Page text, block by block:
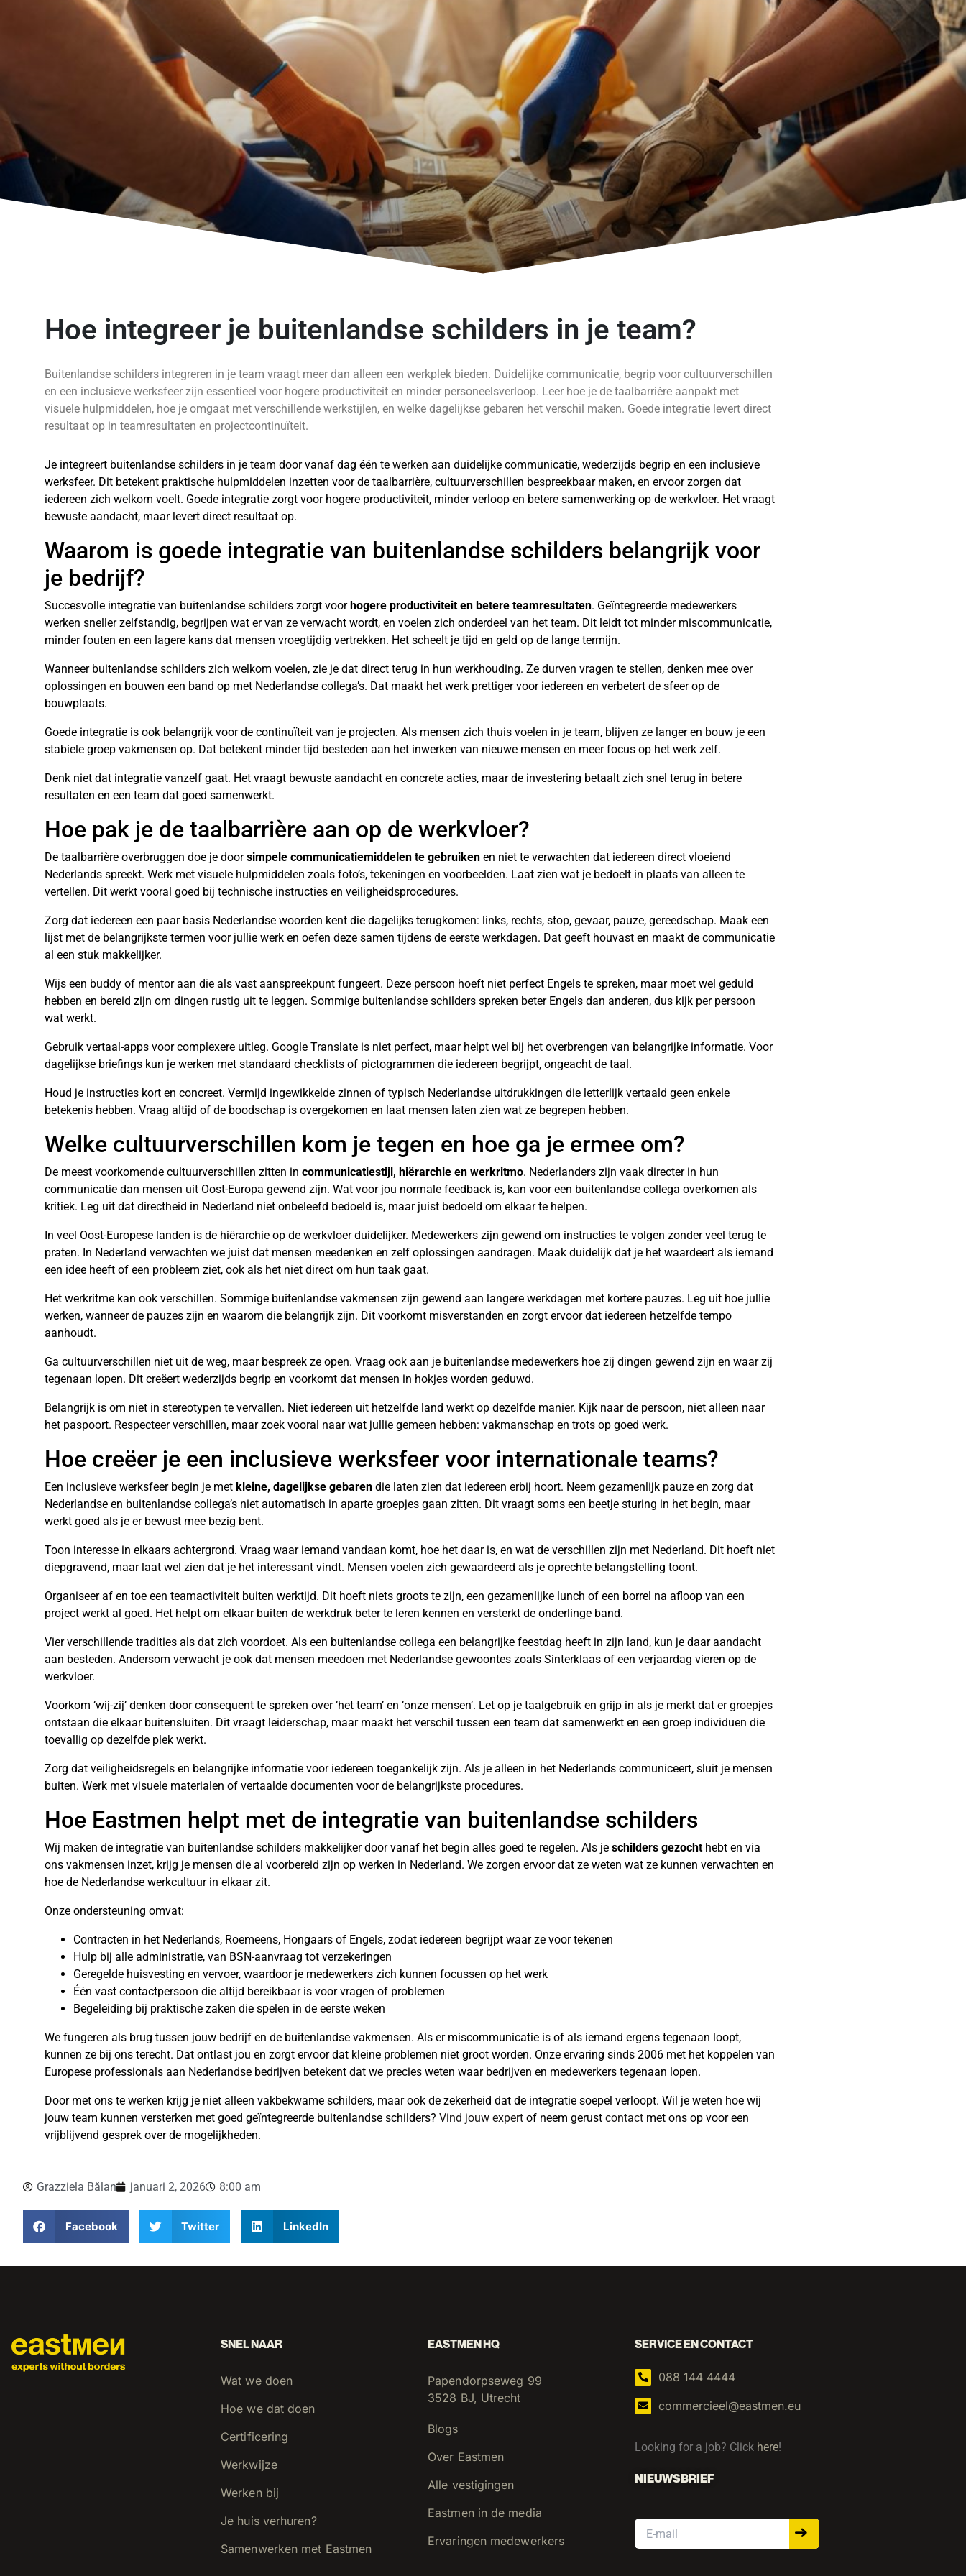
Hoe integreer je buitenlandse schilders in je team?
Buitenlandse schilders integreren in je team vraagt meer dan alleen een werkplek bieden. Duidelijke communicatie, begrip voor cultuurverschillen
en een inclusieve werksfeer zijn essentieel voor hogere productiviteit en minder personeelsverloop. Leer hoe je de taalbarrière aanpakt met
visuele hulpmiddelen, hoe je omgaat met verschillende werkstijlen, en welke dagelijkse gebaren het verschil maken. Goede integratie levert direct
resultaat op in teamresultaten en projectcontinuïteit.
Je integreert buitenlandse schilders in je team door vanaf dag één te werken aan duidelijke communicatie, wederzijds begrip en een inclusieve
werksfeer. Dit betekent praktische hulpmiddelen inzetten voor de taalbarrière, cultuurverschillen bespreekbaar maken, en ervoor zorgen dat
iedereen zich welkom voelt. Goede integratie zorgt voor hogere productiviteit, minder verloop en betere samenwerking op de werkvloer. Het vraagt
bewuste aandacht, maar levert direct resultaat op.
Waarom is goede integratie van buitenlandse schilders belangrijk voor
je bedrijf?
Succesvolle integratie van buitenlandse schilders zorgt voorhogere productiviteit en betere teamresultaten. Geïntegreerde medewerkers
werken sneller zelfstandig, begrijpen wat er van ze verwacht wordt, en voelen zich onderdeel van het team. Dit leidt tot minder miscommunicatie,
minder fouten en een lagere kans dat mensen vroegtijdig vertrekken. Het scheelt je tijd en geld op de lange termijn.
Wanneer buitenlandse schilders zich welkom voelen, zie je dat direct terug in hun werkhouding. Ze durven vragen te stellen, denken mee over
oplossingen en bouwen een band op met Nederlandse collega’s. Dat maakt het werk prettiger voor iedereen en verbetert de sfeer op de
bouwplaats.
Goede integratie is ook belangrijk voor de continuïteit van je projecten. Als mensen zich thuis voelen in je team, blijven ze langer en bouw je een
stabiele groep vakmensen op. Dat betekent minder tijd besteden aan het inwerken van nieuwe mensen en meer focus op het werk zelf.
Denk niet dat integratie vanzelf gaat. Het vraagt bewuste aandacht en concrete acties, maar de investering betaalt zich snel terug in betere
resultaten en een team dat goed samenwerkt.
Hoe pak je de taalbarrière aan op de werkvloer?
De taalbarrière overbruggen doe je doorsimpele communicatiemiddelen te gebruiken en niet te verwachten dat iedereen direct vloeiend
Nederlands spreekt. Werk met visuele hulpmiddelen zoals foto’s, tekeningen en voorbeelden. Laat zien wat je bedoelt in plaats van alleen te
vertellen. Dit werkt vooral goed bij technische instructies en veiligheidsprocedures.
Zorg dat iedereen een paar basis Nederlandse woorden kent die dagelijks terugkomen: links, rechts, stop, gevaar, pauze, gereedschap. Maak een
lijst met de belangrijkste termen voor jullie werk en oefen deze samen tijdens de eerste werkdagen. Dat geeft houvast en maakt de communicatie
al een stuk makkelijker.
Wijs een buddy of mentor aan die als vast aanspreekpunt fungeert. Deze persoon hoeft niet perfect Engels te spreken, maar moet wel geduld
hebben en bereid zijn om dingen rustig uit te leggen. Sommige buitenlandse schilders spreken beter Engels dan anderen, dus kijk per persoon
wat werkt.
Gebruik vertaal-apps voor complexere uitleg. Google Translate is niet perfect, maar helpt wel bij het overbrengen van belangrijke informatie. Voor
dagelijkse briefings kun je werken met standaard checklists of pictogrammen die iedereen begrijpt, ongeacht de taal.
Houd je instructies kort en concreet. Vermijd ingewikkelde zinnen of typisch Nederlandse uitdrukkingen die letterlijk vertaald geen enkele
betekenis hebben. Vraag altijd of de boodschap is overgekomen en laat mensen laten zien wat ze begrepen hebben.
Welke cultuurverschillen kom je tegen en hoe ga je ermee om?
De meest voorkomende cultuurverschillen zitten in communicatiestijl, hiërarchie en werkritmo. Nederlanders zijn vaak directer in hun
communicatie dan mensen uit Oost-Europa gewend zijn. Wat voor jou normale feedback is, kan voor een buitenlandse collega overkomen als
kritiek. Leg uit dat directheid in Nederland niet onbeleefd bedoeld is, maar juist bedoeld om elkaar te helpen.
In veel Oost-Europese landen is de hiërarchie op de werkvloer duidelijker. Medewerkers zijn gewend om instructies te volgen zonder veel terug te
praten. In Nederland verwachten we juist dat mensen meedenken en zelf oplossingen aandragen. Maak duidelijk dat je het waardeert als iemand
een idee heeft of een probleem ziet, ook als het niet direct om hun taak gaat.
Het werkritme kan ook verschillen. Sommige buitenlandse vakmensen zijn gewend aan langere werkdagen met kortere pauzes. Leg uit hoe jullie
werken, wanneer de pauzes zijn en waarom die belangrijk zijn. Dit voorkomt misverstanden en zorgt ervoor dat iedereen hetzelfde tempo
aanhoudt.
Ga cultuurverschillen niet uit de weg, maar bespreek ze open. Vraag ook aan je buitenlandse medewerkers hoe zij dingen gewend zijn en waar zij
tegenaan lopen. Dit creëert wederzijds begrip en voorkomt dat mensen in hokjes worden geduwd.
Belangrijk is om niet in stereotypen te vervallen. Niet iedereen uit hetzelfde land werkt op dezelfde manier. Kijk naar de persoon, niet alleen naar
het paspoort. Respecteer verschillen, maar zoek vooral naar wat jullie gemeen hebben: vakmanschap en trots op goed werk.
Hoe creëer je een inclusieve werksfeer voor internationale teams?
Een inclusieve werksfeer begin je met kleine, dagelijkse gebaren die laten zien dat iedereen erbij hoort. Neem gezamenlijk pauze en zorg dat
Nederlandse en buitenlandse collega’s niet automatisch in aparte groepjes gaan zitten. Dit vraagt soms een beetje sturing in het begin, maar
werkt goed als je er bewust mee bezig bent.
Toon interesse in elkaars achtergrond. Vraag waar iemand vandaan komt, hoe het daar is, en wat de verschillen zijn met Nederland. Dit hoeft niet
diepgravend, maar laat wel zien dat je het interessant vindt. Mensen voelen zich gewaardeerd als je oprechte belangstelling toont.
Organiseer af en toe een teamactiviteit buiten werktijd. Dit hoeft niets groots te zijn, een gezamenlijke lunch of een borrel na afloop van een
project werkt al goed. Het helpt om elkaar buiten de werkdruk beter te leren kennen en versterkt de onderlinge band.
Vier verschillende tradities als dat zich voordoet. Als een buitenlandse collega een belangrijke feestdag heeft in zijn land, kun je daar aandacht
aan besteden. Andersom verwacht je ook dat mensen meedoen met Nederlandse gewoontes zoals Sinterklaas of een verjaardag vieren op de
werkvloer.
Voorkom ‘wij-zij’ denken door consequent te spreken over ‘het team’ en ‘onze mensen’. Let op je taalgebruik en grijp in als je merkt dat er groepjes
ontstaan die elkaar buitensluiten. Dit vraagt leiderschap, maar maakt het verschil tussen een team dat samenwerkt en een groep individuen die
toevallig op dezelfde plek werkt.
Zorg dat veiligheidsregels en belangrijke informatie voor iedereen toegankelijk zijn. Als je alleen in het Nederlands communiceert, sluit je mensen
buiten. Werk met visuele materialen of vertaalde documenten voor de belangrijkste procedures.
Hoe Eastmen helpt met de integratie van buitenlandse schilders
Wij maken de integratie van buitenlandse schilders makkelijker door vanaf het begin alles goed te regelen. Als je schilders gezocht hebt en via
ons vakmensen inzet, krijg je mensen die al voorbereid zijn op werken in Nederland. We zorgen ervoor dat ze weten wat ze kunnen verwachten en
hoe de Nederlandse werkcultuur in elkaar zit.
Onze ondersteuning omvat:
Contracten in het Nederlands, Roemeens, Hongaars of Engels, zodat iedereen begrijpt waar ze voor tekenen
Hulp bij alle administratie, van BSN-aanvraag tot verzekeringen
Geregelde huisvesting en vervoer, waardoor je medewerkers zich kunnen focussen op het werk
Één vast contactpersoon die altijd bereikbaar is voor vragen of problemen
Begeleiding bij praktische zaken die spelen in de eerste weken
We fungeren als brug tussen jouw bedrijf en de buitenlandse vakmensen. Als er miscommunicatie is of als iemand ergens tegenaan loopt,
kunnen ze bij ons terecht. Dat ontlast jou en zorgt ervoor dat kleine problemen niet groot worden. Onze ervaring sinds 2006 met het koppelen van
Europese professionals aan Nederlandse bedrijven betekent dat we precies weten waar bedrijven en medewerkers tegenaan lopen.
Door met ons te werken krijg je niet alleen vakbekwame schilders, maar ook de zekerheid dat de integratie soepel verloopt. Wil je weten hoe wij
jouw team kunnen versterken met goed geïntegreerde buitenlandse schilders? Vind jouw expert of neem gerust contact met ons op voor een
vrijblijvend gesprek over de mogelijkheden.
Grazziela Bălan januari 2, 2026 8:00 am
Facebook Twitter LinkedIn
SNEL NAAR
Wat we doen
Hoe we dat doen
Certificering
Werkwijze
Werken bij
Je huis verhuren?
Samenwerken met Eastmen
EASTMEN HQ
Papendorpseweg 99
3528 BJ, Utrecht
Blogs
Over Eastmen
Alle vestigingen
Eastmen in de media
Ervaringen medewerkers
SERVICE EN CONTACT
088 144 4444
commercieel@eastmen.eu
Looking for a job? Click here!
NIEUWSBRIEF